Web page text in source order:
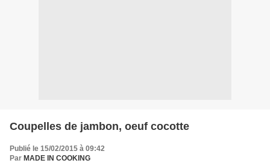
Coupelles de jambon, oeuf cocotte
Publié le 15/02/2015 à 09:42
Par MADE IN COOKING